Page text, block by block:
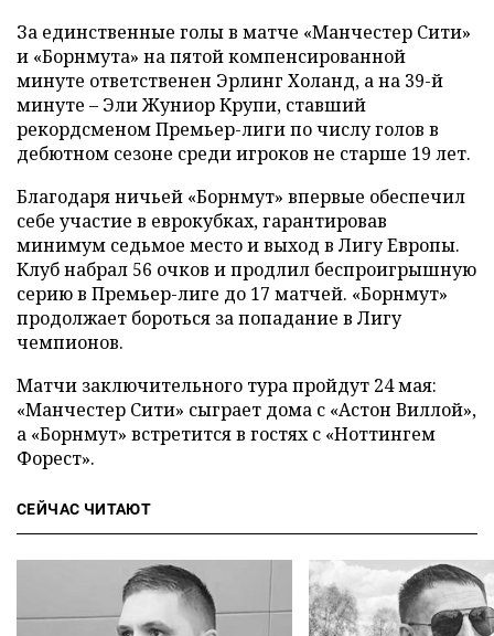
За единственные голы в матче «Манчестер Сити»
и «Борнмута» на пятой компенсированной
минуте ответственен Эрлинг Холанд, а на 39-й
минуте – Эли Жуниор Крупи, ставший
рекордсменом Премьер-лиги по числу голов в
дебютном сезоне среди игроков не старше 19 лет.
Благодаря ничьей «Борнмут» впервые обеспечил
себе участие в еврокубках, гарантировав
минимум седьмое место и выход в Лигу Европы.
Клуб набрал 56 очков и продлил беспроигрышную
серию в Премьер-лиге до 17 матчей. «Борнмут»
продолжает бороться за попадание в Лигу
чемпионов.
Матчи заключительного тура пройдут 24 мая:
«Манчестер Сити» сыграет дома с «Астон Виллой»,
а «Борнмут» встретится в гостях с «Ноттингем
Форест».
СЕЙЧАС ЧИТАЮТ